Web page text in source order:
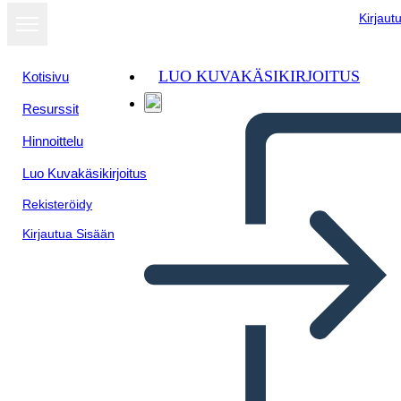
Kotisivu
Resurssit
Hinnoittelu
Luo Kuvakäsikirjoitus
Rekisteröidy
Kirjautua Sisään
LUO KUVAKÄSIKIRJOITUS